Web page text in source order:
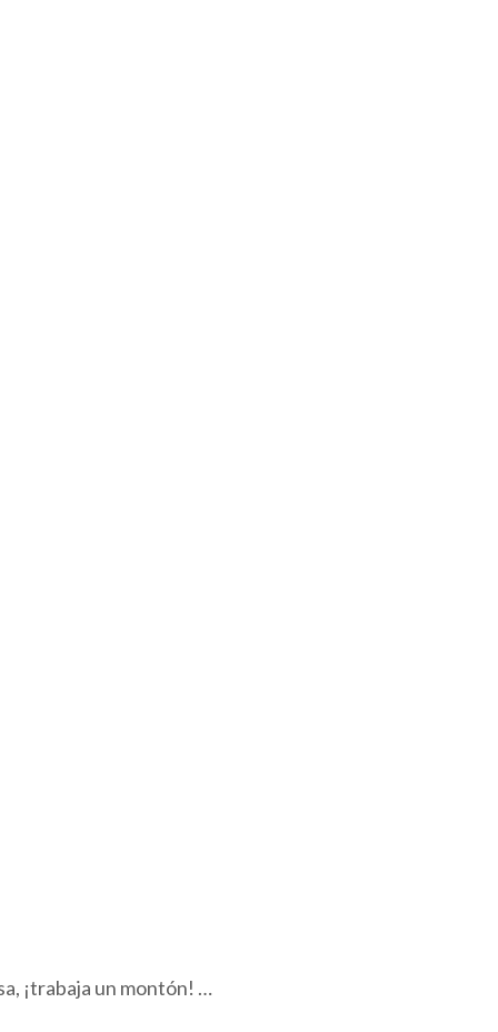
¡trabaja un montón! …